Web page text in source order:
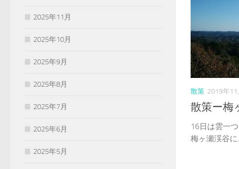
散策 2019年11
散策ー梅
16日は雲一
梅ヶ瀬渓谷に
2025年11月
2025年10月
2025年9月
2025年8月
2025年7月
2025年6月
2025年5月